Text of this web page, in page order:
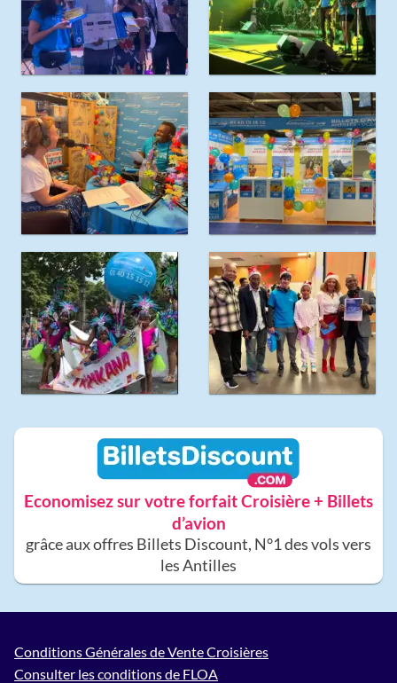
Economisez sur votre forfait Croisière + Billets
d’avion
grâce aux offres Billets Discount, N°1 des vols vers
les Antilles
Conditions Générales de Vente Croisières
Consulter les conditions de FLOA